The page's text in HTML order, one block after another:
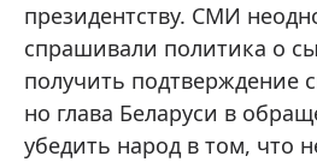
президентству. СМИ
спрашивали политика о
получить подтверждение
но глава Беларуси в
убедить народ в том, что